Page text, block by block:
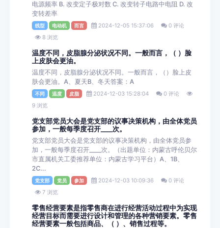
电源频率 B. 改变定子极对数 C. 改变转子电路中电阻 D. 改
变转差率
线型 电动机 而言 2024-12-05 15:37:06
0 评论
8 浏览
温度不同，皮脂腺分泌状况不同。一般而言，（ ）脸
上皮肤会更油。
温度不同，皮脂腺分泌状况不同。一般而言，（）脸上皮
肤会更油。A、夏天B、冬天答案：A
不同 温度 皮脂 2024-12-03 15:28:04
0 评论
9 浏览
党支部党员大会是党支部的议事决策机构，由全体党员
参加，一般每季度召开____次。
党支部党员大会是党支部的议事决策机构，由全体党员参
加，一般每季度召开____次。（出题单位：内蒙古呼伦贝尔
市直属机关工委推荐单位：内蒙古学习平台）A、1B、
2C...
党支部 党员 参加 2024-12-03 10:09:36
0 评论
7 浏览
零售经营要素是指零售商在进行经营活动过程中为实现
经营目标而需要进行设计和管理的各种营销要素。零售
经营要素一般包括商品、（ ）、销售过程等。